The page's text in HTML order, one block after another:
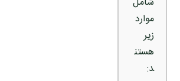
موارد
زیر
هستن
د: